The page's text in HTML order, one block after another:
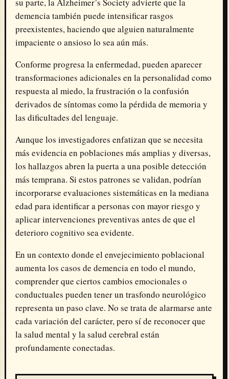
su parte, laAlzheimer’s Society advierte que la
demencia también puede intensificar rasgos
preexistentes, haciendo que alguien naturalmente
impaciente o ansioso lo sea aún más.
Conforme progresa la enfermedad, pueden aparecer
transformaciones adicionales en la personalidad como
respuesta al miedo, la frustración o la confusión
derivados de síntomas como la pérdida de memoria y
las dificultades del lenguaje.
Aunque los investigadores enfatizan que se necesita
más evidencia en poblaciones más amplias y diversas,
los hallazgos abren la puerta a una posible detección
más temprana. Si estos patrones se validan, podrían
incorporarse evaluaciones sistemáticas en la mediana
edad para identificar a personas con mayor riesgo y
aplicar intervenciones preventivas antes de que el
deterioro cognitivo sea evidente.
En un contexto donde el envejecimiento poblacional
aumenta los casos de demencia en todo el mundo,
comprender que ciertos cambios emocionales o
conductuales pueden tener un trasfondo neurológico
representa un paso clave. No se trata de alarmarse ante
cada variación del carácter, pero sí de reconocer que
la salud mental y la salud cerebral están
profundamente conectadas.